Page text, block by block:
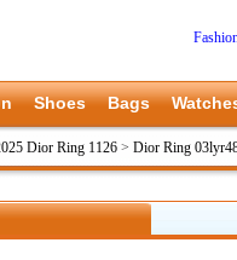
Shoes Bags
Dior Ring 1126 > Dior Ring